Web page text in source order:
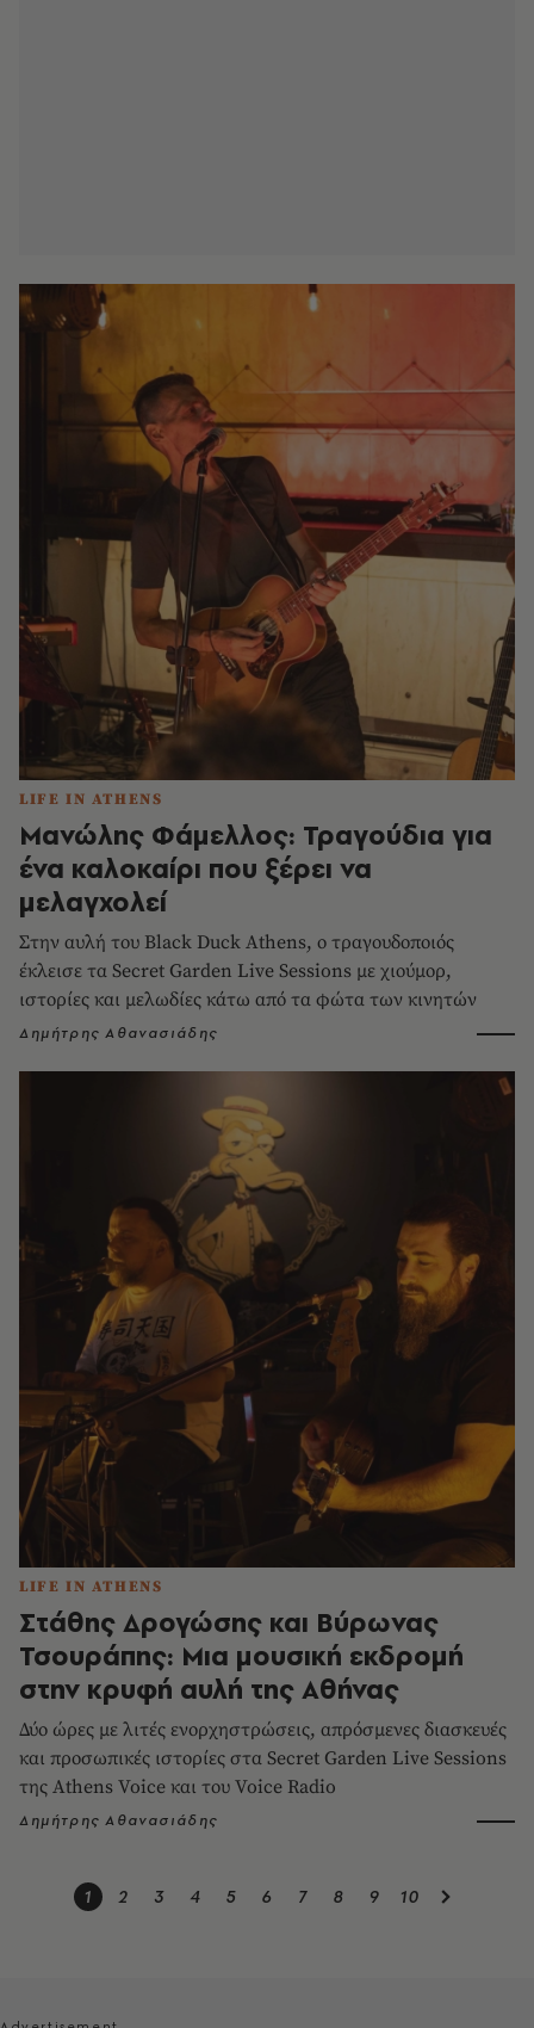
LIFE IN ATHENS
Μανώλης Φάμελλος: Τραγούδια για
ένα καλοκαίρι που ξέρει να
μελαγχολεί
Στην αυλή του Black Duck Athens, ο τραγουδοποιός
έκλεισε τα Secret Garden Live Sessions με χιούμορ,
ιστορίες και μελωδίες κάτω από τα φώτα των κινητών
Δημήτρης Αθανασιάδης
LIFE IN ATHENS
Στάθης Δρογώσης και Βύρωνας
Τσουράπης: Μια μουσική εκδρομή
στην κρυφή αυλή της Αθήνας
Δύο ώρες με λιτές ενορχηστρώσεις, απρόσμενες διασκευές
και προσωπικές ιστορίες στα Secret Garden Live Sessions
της Athens Voice και του Voice Radio
Δημήτρης Αθανασιάδης
1 2 3 4 5 6 7 8 9 10